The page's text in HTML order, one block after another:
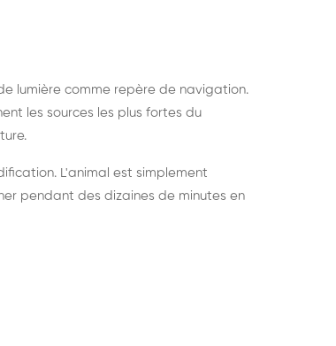
lumière comme repère de navigation.
les sources les plus fortes du
L'animal est simplement
pendant des dizaines de minutes en